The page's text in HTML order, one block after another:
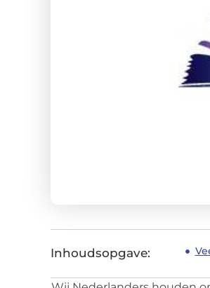
Inhoudsopgave: